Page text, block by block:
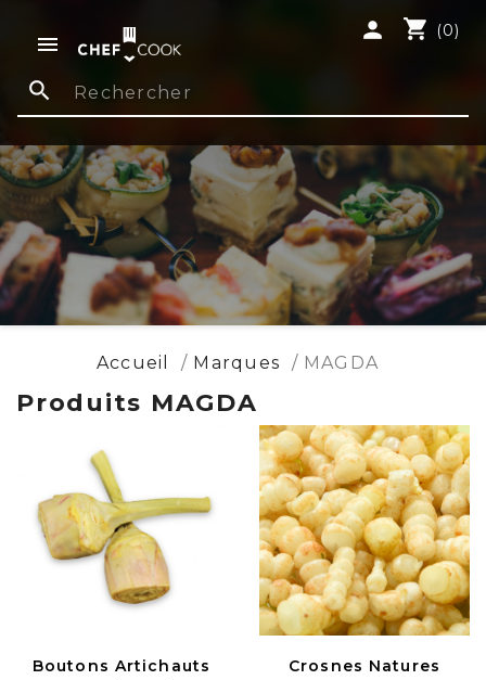

shopping_cart (0)
person
search
Accueil Marques MAGDA
Produits MAGDA
Boutons Artichauts
Crosnes Natures